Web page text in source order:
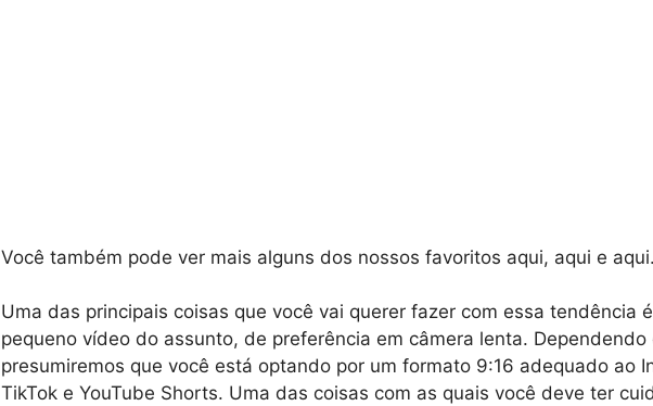
Você também pode ver mais alguns dos nossos favoritos aqui, aqui e aqui.
Uma das principais coisas que você vai querer fazer com essa tendência
pequeno vídeo do assunto, de preferência em câmera lenta. Dependendo
presumiremos que você está optando por um formato 9:16 adequado ao
TikTok e YouTube Shorts. Uma das coisas com as quais você deve ter